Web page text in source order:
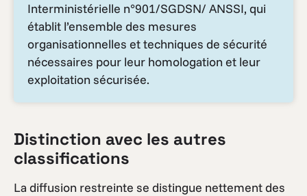
Interministérielle n°901/SGDSN/ ANSSI, qui
établit l’ensemble des mesures
organisationnelles et techniques de sécurité
nécessaires pour leur homologation et leur
exploitation sécurisée.
Distinction avec les autres
classifications
La diffusion restreinte se distingue nettement des